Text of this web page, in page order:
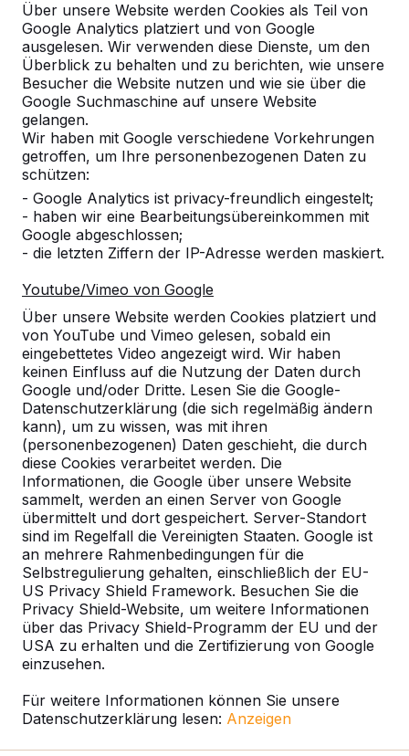
Über unsere Website werden Cookies als Teil von
Google Analytics platziert und von Google
ausgelesen. Wir verwenden diese Dienste, um den
Überblick zu behalten und zu berichten, wie unsere
Besucher die Website nutzen und wie sie über die
Google Suchmaschine auf unsere Website
gelangen.
Wir haben mit Google verschiedene Vorkehrungen
getroffen, um Ihre personenbezogenen Daten zu
schützen:
- Google Analytics ist privacy-freundlich eingestelt;
- haben wir eine Bearbeitungsübereinkommen mit
Google abgeschlossen;
- die letzten Ziffern der IP-Adresse werden maskiert.
Youtube/Vimeo von Google
Über unsere Website werden Cookies platziert und
von YouTube und Vimeo gelesen, sobald ein
eingebettetes Video angezeigt wird. Wir haben
keinen Einfluss auf die Nutzung der Daten durch
Google und/oder Dritte. Lesen Sie die Google-
Datenschutzerklärung (die sich regelmäßig ändern
kann), um zu wissen, was mit ihren
(personenbezogenen) Daten geschieht, die durch
diese Cookies verarbeitet werden. Die
Informationen, die Google über unsere Website
sammelt, werden an einen Server von Google
übermittelt und dort gespeichert. Server-Standort
sind im Regelfall die Vereinigten Staaten. Google ist
an mehrere Rahmenbedingungen für die
Selbstregulierung gehalten, einschließlich der EU-
US Privacy Shield Framework. Besuchen Sie die
Privacy Shield-Website, um weitere Informationen
über das Privacy Shield-Programm der EU und der
USA zu erhalten und die Zertifizierung von Google
einzusehen.
Für weitere Informationen können Sie unsere
Datenschutzerklärung lesen: Anzeigen
Referenzen
Unsere Produkte finden Sie in ganz Europa
und darüber hinaus. Sehen Sie hier, wo Sie
ein HeBlad-Produkt in Ihrer Nähe finden.
Produkt
Alles anzeigen
Kategorie
Alles anzeigen
Ort oder Postleitzahl suchen
Zie ook
Brühl Eppelheim Ketsch Oftersheim Plankstadt